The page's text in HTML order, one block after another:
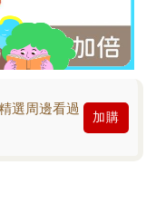
選周邊看過
加購